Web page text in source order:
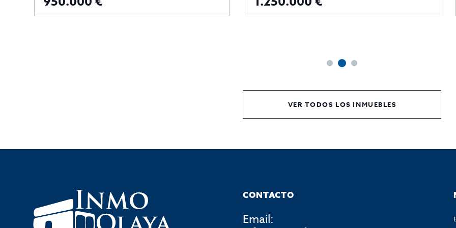
VER TODOS LOS INMUEBLES
CONTACTO
Email: